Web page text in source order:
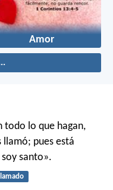
Amor
todo lo que hagan,
pues está
santo».
llamado